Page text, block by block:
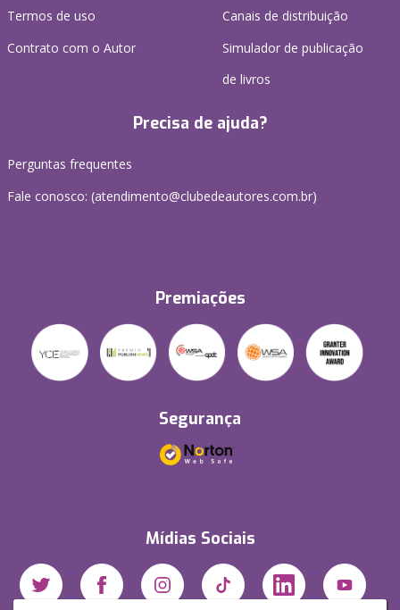
Termos de uso
Contrato com o Autor
Canais de distribuição
Simulador de publicação
de livros
Precisa de ajuda?
Perguntas frequentes
Fale conosco: (atendimento@clubedeautores.com.br)
Premiações
Segurança
Mídias Sociais